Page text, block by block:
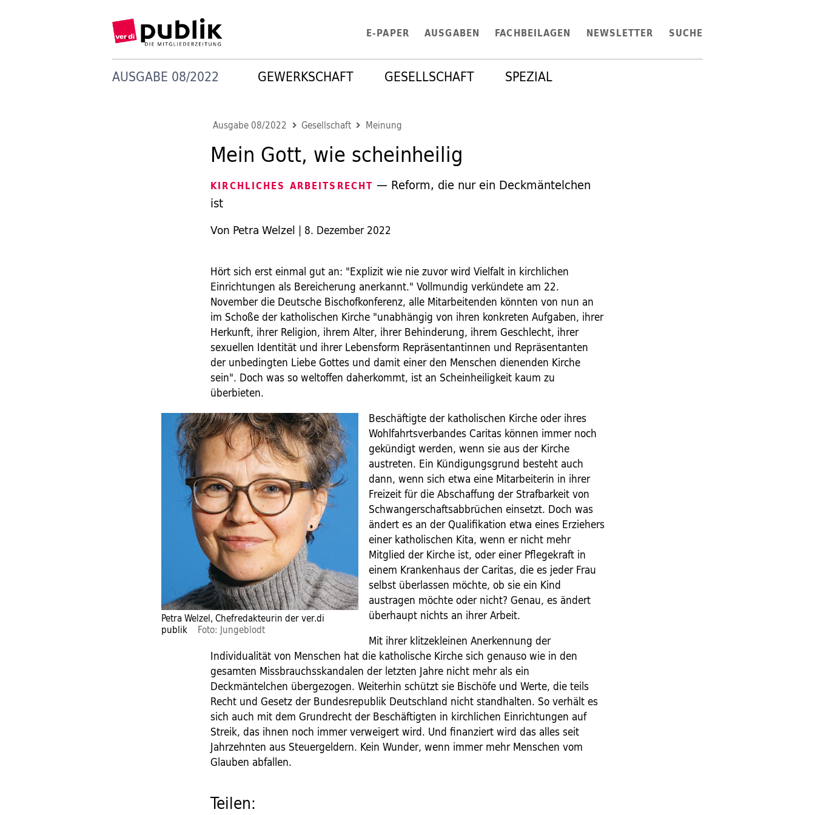
E-PAPER AUSGABEN FACHBEILAGEN NEWSLETTER SUCHE
AUSGABE 08/2022 GEWERKSCHAFT GESELLSCHAFT SPEZIAL
Ausgabe 08/2022 Gesellschaft Meinung
Mein Gott, wie scheinheilig
KIRCHLICHES ARBEITSRECHT — Reform, die nur ein Deckmäntelchen
ist
Von Petra Welzel | 8. Dezember 2022
Hört sich erst einmal gut an: "Explizit wie nie zuvor wird Vielfalt in kirchlichen
Einrichtungen als Bereicherung anerkannt." Vollmundig verkündete am 22.
November die Deutsche Bischofkonferenz, alle Mitarbeitenden könnten von nun an
im Schoße der katholischen Kirche "unabhängig von ihren konkreten Aufgaben, ihrer
Herkunft, ihrer Religion, ihrem Alter, ihrer Behinderung, ihrem Geschlecht, ihrer
sexuellen Identität und ihrer Lebensform Repräsentantinnen und Repräsentanten
der unbedingten Liebe Gottes und damit einer den Menschen dienenden Kirche
sein". Doch was so weltoffen daherkommt, ist an Scheinheiligkeit kaum zu
überbieten.
Petra Welzel, Chefredakteurin der ver.di
publik Foto: Jungeblodt
Beschäftigte der katholischen Kirche oder ihres
Wohlfahrtsverbandes Caritas können immer noch
gekündigt werden, wenn sie aus der Kirche
austreten. Ein Kündigungsgrund besteht auch
dann, wenn sich etwa eine Mitarbeiterin in ihrer
Freizeit für die Abschaffung der Strafbarkeit von
Schwangerschaftsabbrüchen einsetzt. Doch was
ändert es an der Qualifikation etwa eines Erziehers
einer katholischen Kita, wenn er nicht mehr
Mitglied der Kirche ist, oder einer Pflegekraft in
einem Krankenhaus der Caritas, die es jeder Frau
selbst überlassen möchte, ob sie ein Kind
austragen möchte oder nicht? Genau, es ändert
überhaupt nichts an ihrer Arbeit.
Mit ihrer klitzekleinen Anerkennung der
Individualität von Menschen hat die katholische Kirche sich genauso wie in den
gesamten Missbrauchsskandalen der letzten Jahre nicht mehr als ein
Deckmäntelchen übergezogen. Weiterhin schützt sie Bischöfe und Werte, die teils
Recht und Gesetz der Bundesrepublik Deutschland nicht standhalten. So verhält es
sich auch mit dem Grundrecht der Beschäftigten in kirchlichen Einrichtungen auf
Streik, das ihnen noch immer verweigert wird. Und finanziert wird das alles seit
Jahrzehnten aus Steuergeldern. Kein Wunder, wenn immer mehr Menschen vom
Glauben abfallen.
Teilen: